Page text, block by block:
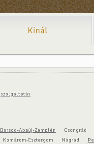
Kínál
szolgaltatás
Borsod-Abaúj-Zemplén
Csongrád
Komárom-Esztergom Nógrád